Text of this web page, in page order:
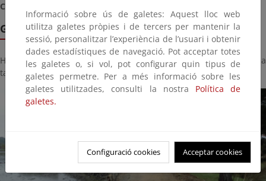
Coordenadas ETRS89
Galería de imágenes
Haga click sobre la imagen para ver la galería del proyecto a
tamaño completo:
Informació sobre ús de galetes: Aquest lloc web
utilitza galetes pròpies i de tercers per mantenir la
sessió, personalitzar l’experiència de l’usuari i obtenir
dades estadístiques de navegació. Pot acceptar totes
les galetes o, si vol, pot configurar quin tipus de
galetes permetre. Per a més informació sobre les
galetes utilitzades, consulti la nostra Política de
galetes.
Configuració cookies Acceptar cookies